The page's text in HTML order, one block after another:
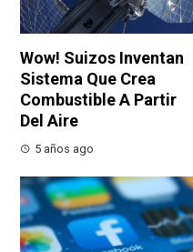
Wow! Suizos Inventan
Sistema Que Crea
Combustible A Partir
Del Aire
5 años ago